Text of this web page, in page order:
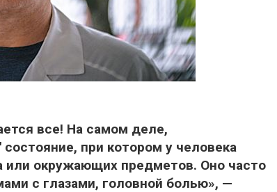
все! На самом деле,
при котором у человека
или окружающих предметов. Оно часто
с глазами, головной болью», —